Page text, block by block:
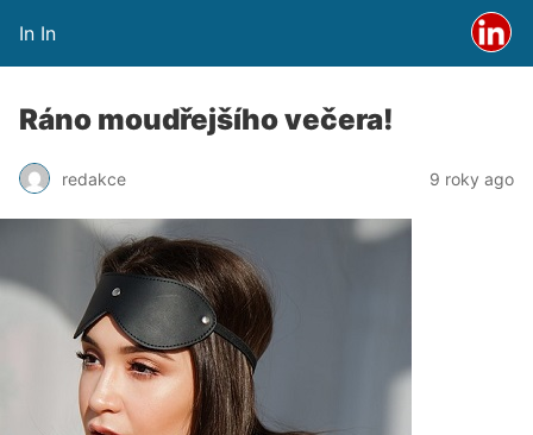
In In
Ráno moudřejšího večera!
redakce 9 roky ago